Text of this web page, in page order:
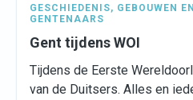
GESCHIEDENIS, GEBOUWEN
GENTENAARS
Gent tijdens WOI
Tijdens de Eerste
van de Duitsers. Alles en